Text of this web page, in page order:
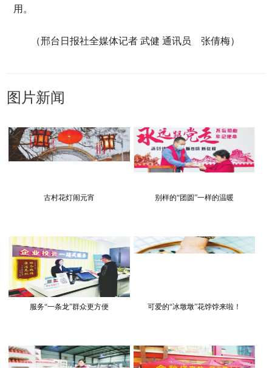
用。
（邢台日报社全媒体记者 武健 通讯员 张倩梅）
图片新闻
古村花灯闹元宵 别样的“团圆”一样的温暖
服务“一条龙”群众更方便 可爱的“冰墩墩”花饽饽来啦！